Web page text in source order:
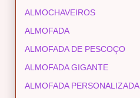
ALMOCHAVEIROS
ALMOFADA
ALMOFADA DE PESCOÇO
ALMOFADA GIGANTE
ALMOFADA PERSONALIZADA